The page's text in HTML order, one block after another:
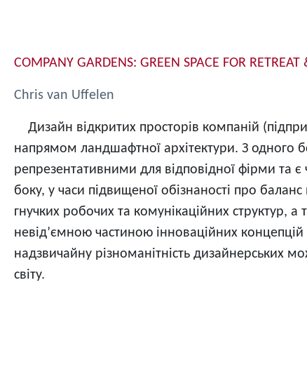
COMPANY GARDENS: GREEN SPACE FOR RETREAT
Chris van Uffelen
Дизайн відкритих просторів компаній
напрямом ландшафтної архітектури. З одного
репрезентативними для відповідної фірми та
боку, у часи підвищеної обізнаності про
гнучких робочих та комунікаційних структур,
невід’ємною частиною інноваційних
надзвичайну різноманітність дизайнерських
світу.